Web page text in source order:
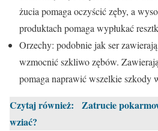
żucia pomaga oczyścić zęby, a
produktach pomaga wypłukać
Orzechy: podobnie jak ser
wzmocnić szkliwo zębów.
pomaga naprawić wszelkie szkody
Czytaj również:
Zatrucie
wziać?